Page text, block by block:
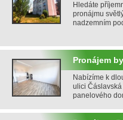
Hledáte
pronájmu
nadzemním
Pronájem
Nabízíme k
ulici
panelového